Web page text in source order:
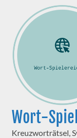
Wort-
Kreuzworträtsel,